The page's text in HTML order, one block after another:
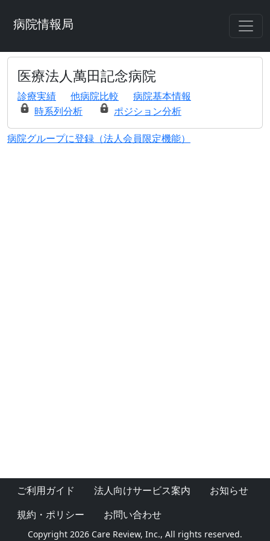
病院情報局
医療法人萬田記念病院
診療実績 他病院比較
病院基本情報
時系列分析
ポジション分析
病院グループに登録（法人会員限定機能）
ご利用ガイド 法人向けサービス案内
お知らせ
規約・ポリシー
お問い合わせ
Copyright 2026 Care Review, Inc., All rights reserved.